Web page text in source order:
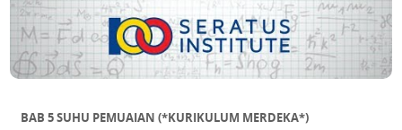
BAB 5 SUHU PEMUAIAN (*KURIKULUM MERDEKA*)